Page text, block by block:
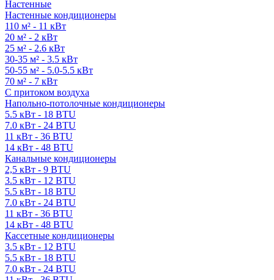
Настенные
Настенные кондиционеры
110 м² - 11 кВт
20 м² - 2 кВт
25 м² - 2.6 кВт
30-35 м² - 3.5 кВт
50-55 м² - 5.0-5.5 кВт
70 м² - 7 кВт
С притоком воздуха
Напольно-потолочные кондиционеры
5.5 кВт - 18 BTU
7.0 кВт - 24 BTU
11 кВт - 36 BTU
14 кВт - 48 BTU
Канальные кондиционеры
2,5 кВт - 9 BTU
3.5 кВт - 12 BTU
5.5 кВт - 18 BTU
7.0 кВт - 24 BTU
11 кВт - 36 BTU
14 кВт - 48 BTU
Кассетные кондиционеры
3.5 кВт - 12 BTU
5.5 кВт - 18 BTU
7.0 кВт - 24 BTU